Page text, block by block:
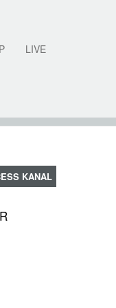
LIVE
KANAL